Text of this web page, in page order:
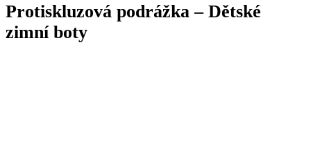
Protiskluzová podrážka – Dětské
zimní boty